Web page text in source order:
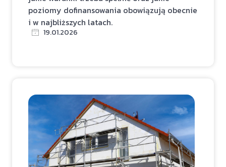
poziomy dofinansowania obowiązują obecnie
i w najbliższych latach.
19.01.2026